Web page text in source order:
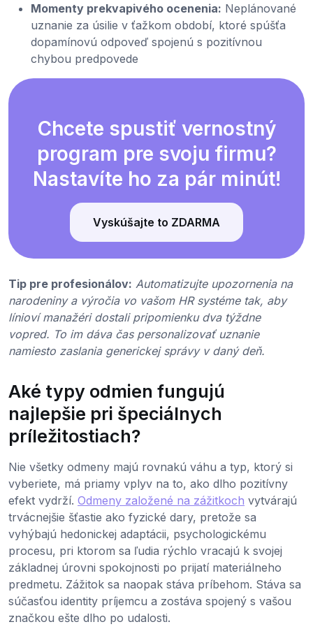
Momenty prekvapivého ocenenia: Neplánované
uznanie za úsilie v ťažkom období, ktoré spúšťa
dopamínovú odpoveď spojenú s pozitívnou
chybou predpovede
Chcete spustiť vernostný
program pre svoju firmu?
Nastavíte ho za pár minút!
Vyskúšajte to ZDARMA
Tip pre profesionálov: Automatizujte upozornenia na
narodeniny a výročia vo vašom HR systéme tak, aby
línioví manažéri dostali pripomienku dva týždne
vopred. To im dáva čas personalizovať uznanie
namiesto zaslania generickej správy v daný deň.
Aké typy odmien fungujú
najlepšie pri špeciálnych
príležitostiach?
Nie všetky odmeny majú rovnakú váhu a typ, ktorý si
vyberiete, má priamy vplyv na to, ako dlho pozitívny
efekt vydrží. Odmeny založené na zážitkoch vytvárajú
trvácnejšie šťastie ako fyzické dary, pretože sa
vyhýbajú hedonickej adaptácii, psychologickému
procesu, pri ktorom sa ľudia rýchlo vracajú k svojej
základnej úrovni spokojnosti po prijatí materiálneho
predmetu. Zážitok sa naopak stáva príbehom. Stáva sa
súčasťou identity príjemcu a zostáva spojený s vašou
značkou ešte dlho po udalosti.